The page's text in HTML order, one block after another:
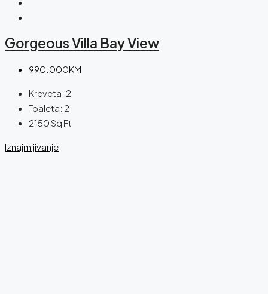
Gorgeous Villa Bay View
990.000KM
Kreveta: 2
Toaleta: 2
2150Sq Ft
Iznajmljivanje